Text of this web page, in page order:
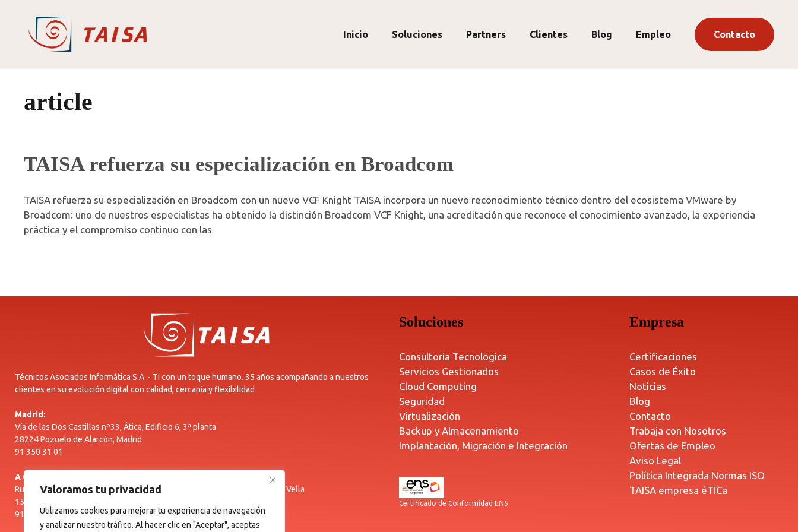
Valoramos tu privacidad
Utilizamos cookies para mejorar tu experiencia de navegación
y analizar nuestro tráfico. Al hacer clic en "Aceptar", aceptas
contenido
Inicio Soluciones Partners Clientes Blog Empleo Contacto
article
TAISA refuerza su especialización en Broadcom
TAISA refuerza su especialización en Broadcom con un nuevo VCF Knight TAISA incorpora un nuevo reconocimiento técnico dentro del ecosistema VMware by
Broadcom: uno de nuestros especialistas ha obtenido la distinción Broadcom VCF Knight, una acreditación que reconoce el conocimiento avanzado, la experiencia
práctica y el compromiso continuo con las
Técnicos Asociados Informática S.A. - TI con un toque humano. 35 años acompañando a nuestros
clientes en su evolución digital con calidad, cercanía y flexibilidad
Madrid:
Vía de las Dos Castillas nº33, Ática, Edificio 6, 3ª planta
28224 Pozuelo de Alarcón, Madrid
91 350 31 01
A Coruña:
Rua Amio, 114, Centro de Negocios Costa Vella, Parque Empresarial Costa Vella
15707 Santiago de Compostela, A Coruña
91 350 31 01
Soluciones
Consultoría Tecnológica
Servicios Gestionados
Cloud Computing
Seguridad
Virtualización
Backup y Almacenamiento
Implantación, Migración e Integración
Certificado de Conformidad ENS
Empresa
Certificaciones
Casos de Éxito
Noticias
Blog
Contacto
Trabaja con Nosotros
Ofertas de Empleo
Aviso Legal
Política Integrada Normas ISO
TAISA empresa éTICa